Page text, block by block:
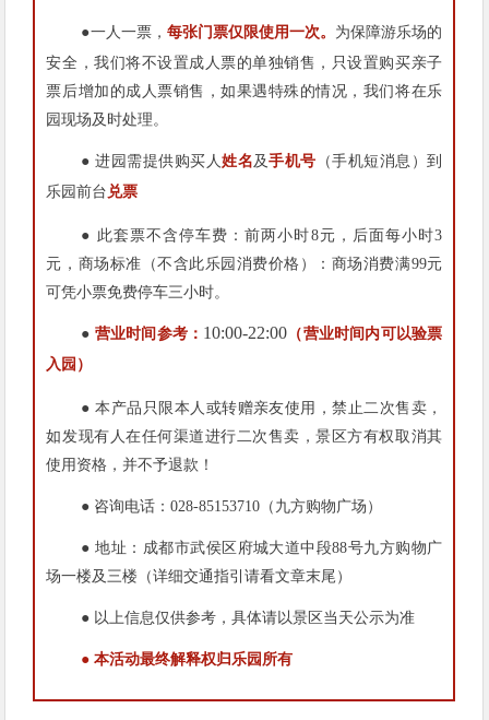
●一人一票， 每张门票仅限使用一次。 为保障游乐场的
安全，我们将不设置成人票的单独销售，只设置购买亲子
票后增加的成人票销售，如果遇特殊的情况，我们将在乐
园现场及时处理。
● 进园需提供购买人姓名及手机号 （手机短消息）到
乐园前台 兑票
● 此套票不含停车费：前两小时8元，后面每小时3
元，商场标准（不含此乐园消费价格）：商场消费满99元
可凭小票免费停车三小时。
● 营业时间参考： 10:00-22:00 （营业时间内可以验票
入园）
● 本产品只限本人或转赠亲友使用，禁止二次售卖，
如发现有人在任何渠道进行二次售卖，景区方有权取消其
使用资格，并不予退款！
● 咨询电话：028-85153710（九方购物广场）
● 地址：成都市武侯区府城大道中段88号九方购物广
场一楼及三楼（详细交通指引请看文章末尾）
● 以上信息仅供参考，具体请以景区当天公示为准
● 本活动最终解释权归乐园所有